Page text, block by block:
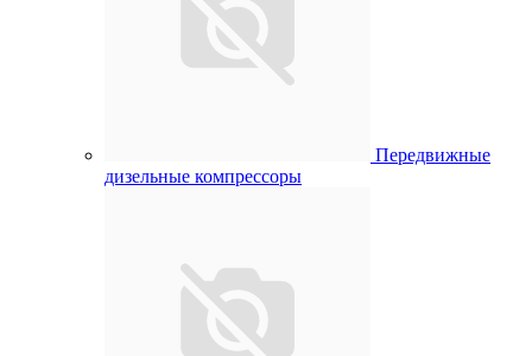
Передвижные
дизельные компрессоры